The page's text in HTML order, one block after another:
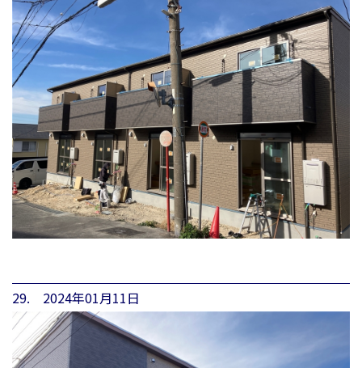
29. 2024年01月11日